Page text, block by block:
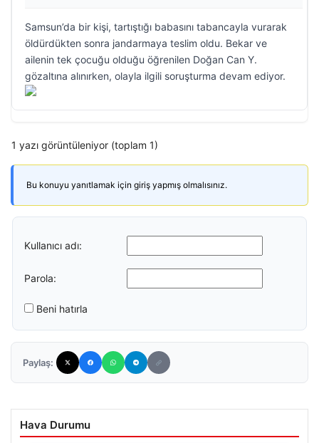
Samsun’da bir kişi, tartıştığı babasını tabancayla vurarak
öldürdükten sonra jandarmaya teslim oldu. Bekar ve
ailenin tek çocuğu olduğu öğrenilen Doğan Can Y.
gözaltına alınırken, olayla ilgili soruşturma devam ediyor.
1 yazı görüntüleniyor (toplam 1)
Bu konuyu yanıtlamak için giriş yapmış olmalısınız.
Kullanıcı adı:
Parola:
Beni hatırla
Paylaş:
Hava Durumu